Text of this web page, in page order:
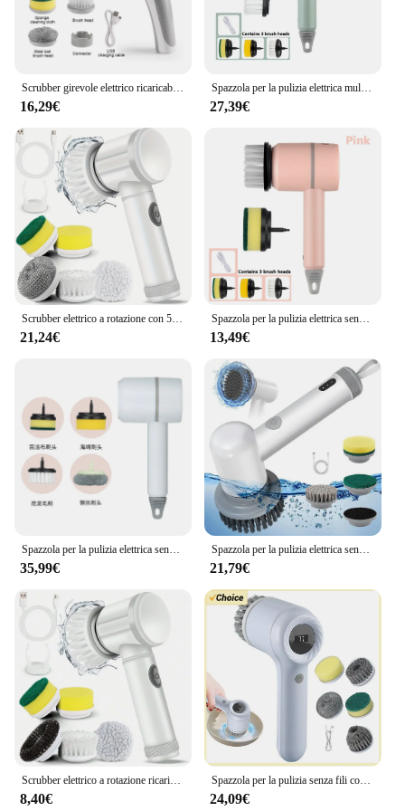
16,29€
Spazzola per la pulizia elettrica multifunzione per la casa USB ricaricabile elettrica rotante Scrubber elettrodomestici Gadget per la pulizia
27,39€
21,24€
Spazzola per la pulizia elettrica senza fili spazzola per lavastoviglie da cucina automatica ricaricabile USB spazzola per la pulizia professionale delle piastrelle della vasca da bagno
13,49€
35,99€
Spazzola per la pulizia elettrica senza fili spazzola per la pulizia ricaricabile portatile multifunzionale per lavello da cucina bagno
21,79€
8,40€
Spazzola per la pulizia senza fili con 5 testine sostituibili scarpe per piatti bagno doccia vasca da bagno spazzola per il lavaggio USB ricaricabile
24,09€